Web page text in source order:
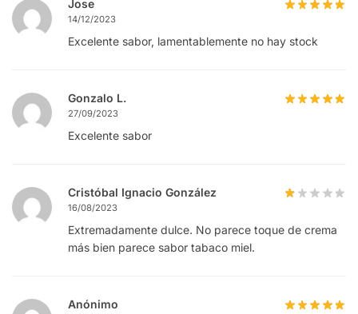
Jose
14/12/2023
Excelente sabor, lamentablemente no hay stock
Gonzalo L.
27/09/2023
Excelente sabor
Cristóbal Ignacio González
16/08/2023
Extremadamente dulce. No parece toque de crema
más bien parece sabor tabaco miel.
Anónimo